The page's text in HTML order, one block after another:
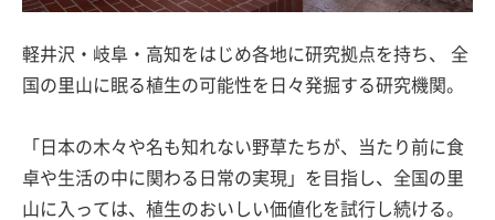
軽井沢・岐阜・高知をはじめ各地に研究拠点を持ち、 全
国の里山に眠る植生の可能性を日々発掘する研究機関。
「日本の木々や名も知れない野草たちが、当たり前に食
卓や生活の中に関わる日常の実現」を目指し、全国の里
山に入っては、植生のおいしい価値化を試行し続ける。